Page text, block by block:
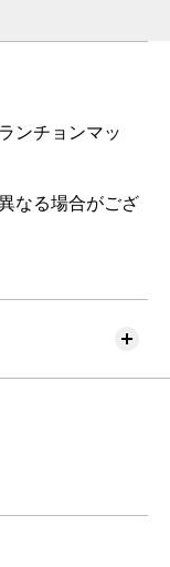
ンチョンマッ
なる場合がござ